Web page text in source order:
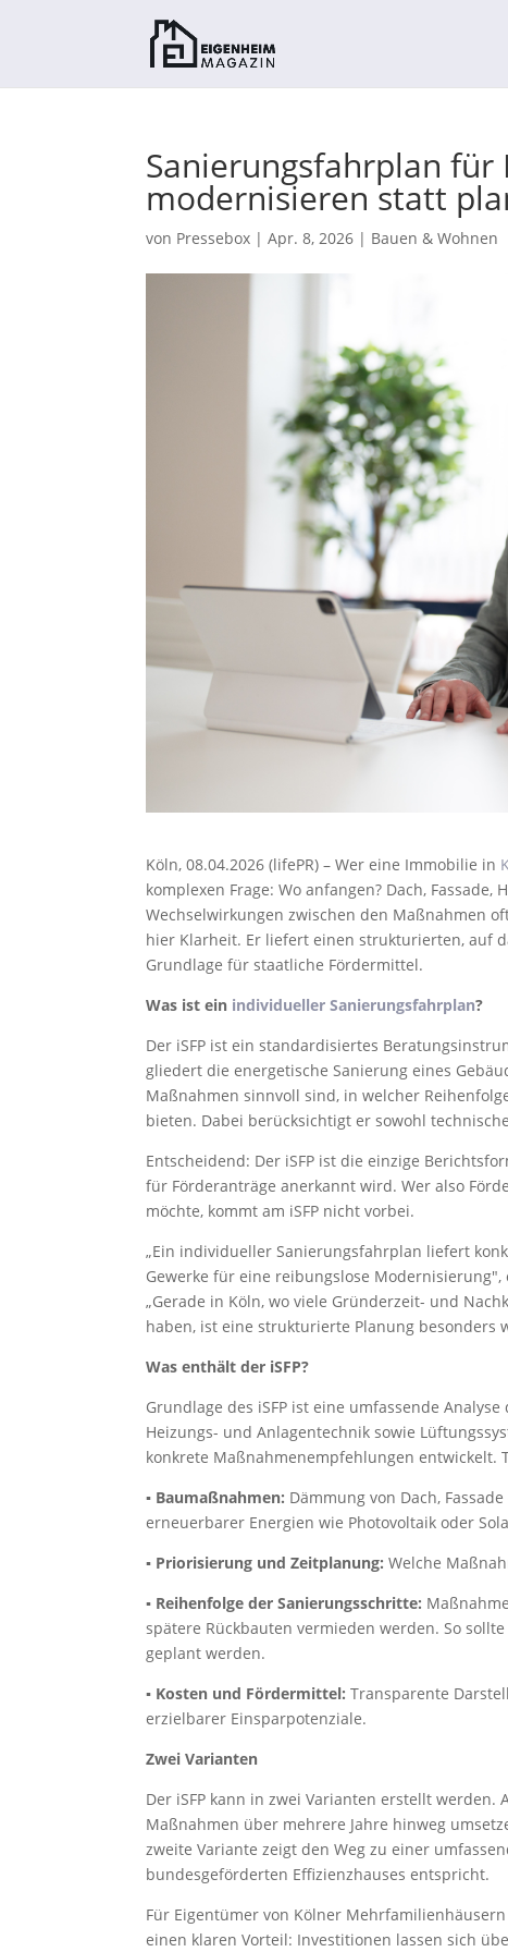
Sanierungsfahrplan
modernisieren statt
von Pressebox |Apr. 8, 2026 | Bauen & Wohnen
Köln, 08.04.2026 (lifePR) – Wer eine Immobilie in
komplexen Frage: Wo anfangen? Dach,
Wechselwirkungen zwischen den Maßnahmen
hier Klarheit. Er liefert einen strukturierten, auf
Grundlage für staatliche Fördermittel.
Was ist ein individueller Sanierungsfahrplan?
Der iSFP ist ein standardisiertes
gliedert die energetische Sanierung eines
Maßnahmen sinnvoll sind, in welcher
bieten. Dabei berücksichtigt er sowohl
Entscheidend: Der iSFP ist die einzige
für Förderanträge anerkannt wird. Wer also
möchte, kommt am iSFP nicht vorbei.
„Ein individueller Sanierungsfahrplan liefert
Gewerke für eine reibungslose
„Gerade in Köln, wo viele Gründerzeit- und
haben, ist eine strukturierte Planung besonders
Was enthält der iSFP?
Grundlage des iSFP ist eine umfassende
Heizungs- und Anlagentechnik sowie
konkrete Maßnahmenempfehlungen entwickelt.
▪ Baumaßnahmen: Dämmung von Dach,
erneuerbarer Energien wie Photovoltaik oder
▪ Priorisierung und Zeitplanung: Welche
▪ Reihenfolge der Sanierungsschritte:
spätere Rückbauten vermieden werden. So
geplant werden.
▪ Kosten und Fördermittel: Transparente
erzielbarer Einsparpotenziale.
Zwei Varianten
Der iSFP kann in zwei Varianten erstellt
Maßnahmen über mehrere Jahre hinweg
zweite Variante zeigt den Weg zu einer
bundesgeförderten Effizienzhauses entspricht.
Für Eigentümer von Kölner
einen klaren Vorteil: Investitionen lassen sich